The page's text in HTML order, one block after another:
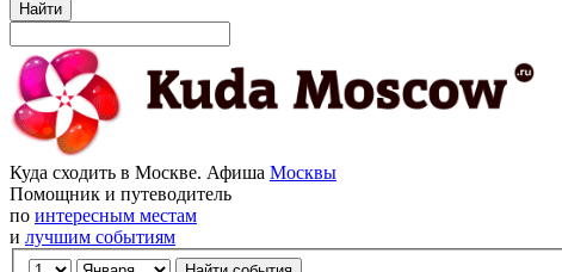
Найти
Куда сходить в Москве. Афиша Москвы
Помощник и путеводитель
по интересным местам
и лучшим событиям